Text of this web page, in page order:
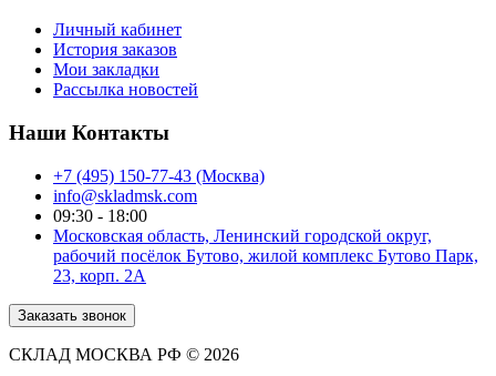
Личный кабинет
История заказов
Мои закладки
Рассылка новостей
Наши Контакты
+7 (495) 150-77-43 (Москва)
info@skladmsk.com
09:30 - 18:00
Московская область, Ленинский городской округ,
рабочий посёлок Бутово, жилой комплекс Бутово Парк,
23, корп. 2А
Заказать звонок
СКЛАД МОСКВА РФ © 2026